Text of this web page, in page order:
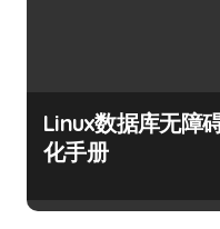
Linux数据库无障
化手册